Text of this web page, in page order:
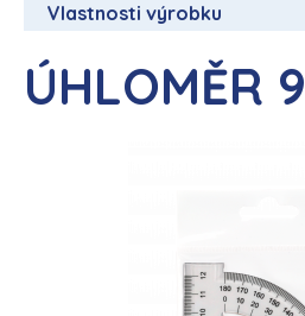
Vlastnosti výrobku
ÚHLOMĚR